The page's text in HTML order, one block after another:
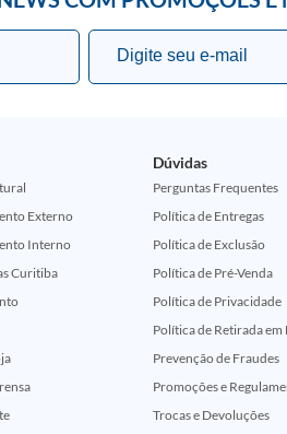
Externo
Interno
Curitiba
Dúvidas
Perguntas Frequentes
Política de Entregas
Política de Exclusão
Política de Pré-Venda
Política de Privacidade
Política de Retirada em
Prevenção de Fraudes
Promoções e
Trocas e Devoluções